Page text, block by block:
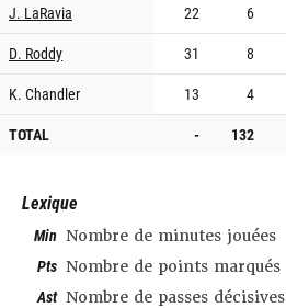
J. LaRavia
22 6
D. Roddy
31 8
K. Chandler
13 4
TOTAL
- 132
Lexique
Min Nombre de minutes jouées
Pts Nombre de points marqués
Ast Nombre de passes décisives